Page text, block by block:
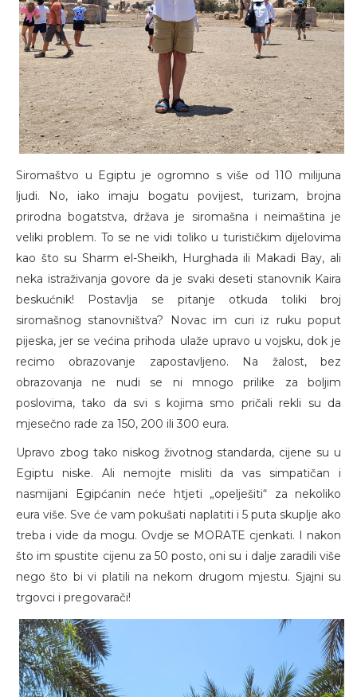
Siromaštvo u Egiptu je ogromno s više od 110 milijuna
ljudi. No, iako imaju bogatu povijest, turizam, brojna
prirodna bogatstva, država je siromašna i neimaština je
veliki problem. To se ne vidi toliko u turističkim dijelovima
kao što su Sharm el-Sheikh, Hurghada ili Makadi Bay, ali
neka istraživanja govore da je svaki deseti stanovnik Kaira
beskućnik! Postavlja se pitanje otkuda toliki broj
siromašnog stanovništva? Novac im curi iz ruku poput
pijeska, jer se većina prihoda ulaže upravo u vojsku, dok je
recimo obrazovanje zapostavljeno. Na žalost, bez
obrazovanja ne nudi se ni mnogo prilike za boljim
poslovima, tako da svi s kojima smo pričali rekli su da
mjesečno rade za 150, 200 ili 300 eura.
Upravo zbog tako niskog životnog standarda, cijene su u
Egiptu niske. Ali nemojte misliti da vas simpatičan i
nasmijani Egipćanin neće htjeti „opelješiti“ za nekoliko
eura više. Sve će vam pokušati naplatiti i 5 puta skuplje ako
treba i vide da mogu. Ovdje se MORATE cjenkati. I nakon
što im spustite cijenu za 50 posto, oni su i dalje zaradili više
nego što bi vi platili na nekom drugom mjestu. Sjajni su
trgovci i pregovarači!